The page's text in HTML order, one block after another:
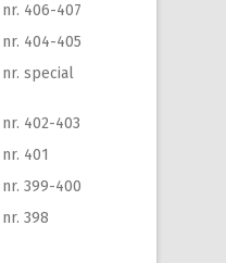
406-407
404-405
special
402-403
401
399-400
398